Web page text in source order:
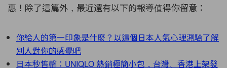
惠！除了這篇外，最近還有以下的報導值得你留意：
你給人的第一印象是什麼？以這個日本人氣心理測驗了解
別人對你的感覺吧
日本秒售罄：UNIQLO 熱銷極簡小包，台灣、香港上架發